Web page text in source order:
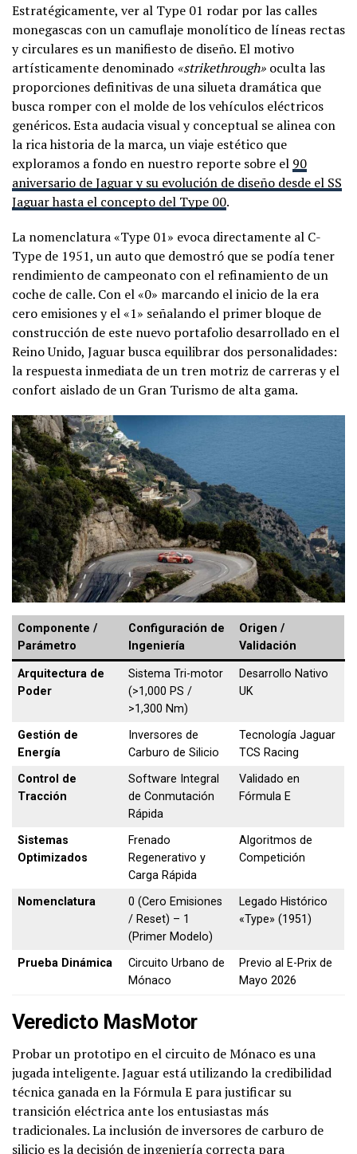
Estratégicamente, ver al Type 01 rodar por las calles
monegascas con un camuflaje monolítico de líneas rectas
y circulares es un manifiesto de diseño. El motivo
artísticamente denominado «strikethrough» oculta las
proporciones definitivas de una silueta dramática que
busca romper con el molde de los vehículos eléctricos
genéricos. Esta audacia visual y conceptual se alinea con
la rica historia de la marca, un viaje estético que
exploramos a fondo en nuestro reporte sobre el 90
aniversario de Jaguar y su evolución de diseño desde el SS
Jaguar hasta el concepto del Type 00.
La nomenclatura «Type 01» evoca directamente al C-
Type de 1951, un auto que demostró que se podía tener
rendimiento de campeonato con el refinamiento de un
coche de calle. Con el «0» marcando el inicio de la era
cero emisiones y el «1» señalando el primer bloque de
construcción de este nuevo portafolio desarrollado en el
Reino Unido, Jaguar busca equilibrar dos personalidades:
la respuesta inmediata de un tren motriz de carreras y el
confort aislado de un Gran Turismo de alta gama.
Componente /
Parámetro
Configuración de
Ingeniería
Origen /
Validación
Arquitectura de
Poder
Sistema Tri-motor
(>1,000 PS /
>1,300 Nm)
Desarrollo Nativo
UK
Gestión de
Energía
Inversores de
Carburo de Silicio
Tecnología Jaguar
TCS Racing
Control de
Tracción
Software Integral
de Conmutación
Rápida
Validado en
Fórmula E
Sistemas
Optimizados
Frenado
Regenerativo y
Carga Rápida
Algoritmos de
Competición
Nomenclatura
0 (Cero Emisiones
/ Reset) – 1
(Primer Modelo)
Legado Histórico
«Type» (1951)
Prueba Dinámica
Circuito Urbano de
Mónaco
Previo al E-Prix de
Mayo 2026
Veredicto MasMotor
Probar un prototipo en el circuito de Mónaco es una
jugada inteligente. Jaguar está utilizando la credibilidad
técnica ganada en la Fórmula E para justificar su
transición eléctrica ante los entusiastas más
tradicionales. La inclusión de inversores de carburo de
silicio es la decisión de ingeniería correcta para